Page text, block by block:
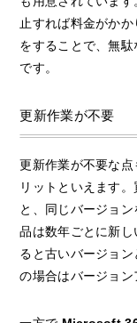
止すれば料金がか
をすることで、無
です。
更新作業が不要
更新作業が不要な
リットといえます
と、同じバージョ
品は数年ごとに新
ると古いバージョ
の場合はバージョン